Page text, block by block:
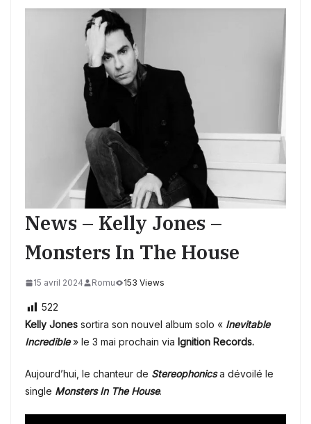
News – Kelly Jones –
Monsters In The House
15 avril 2024 Romu 153 Views
522
Kelly Jones sortira son nouvel album solo « Inevitable
Incredible» le 3 mai prochain via Ignition Records.
Aujourd’hui, le chanteur de Stereophonicsa dévoilé le
single Monsters In The House.